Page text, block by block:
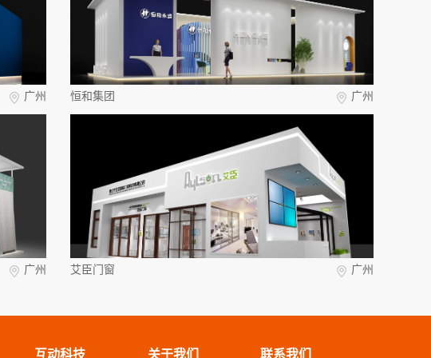
广州 恒和集团 广州
广州 艾臣门窗 广州
互动科技 关于我们 联系我们